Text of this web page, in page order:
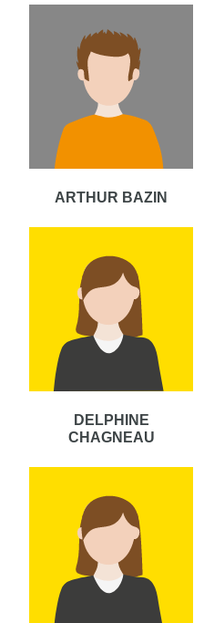
ARTHUR BAZIN
DELPHINE
CHAGNEAU